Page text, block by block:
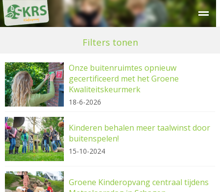
Kinderdagverblijf Peuteropvang
Filters tonen
Onze buitenruimtes opnieuw
gecertificeerd met het Groene
Kwaliteitskeurmerk
18-6-2026
Kinderen behalen meer taalwinst door
buitenspelen!
15-10-2024
Groene Kinderopvang centraal tijdens